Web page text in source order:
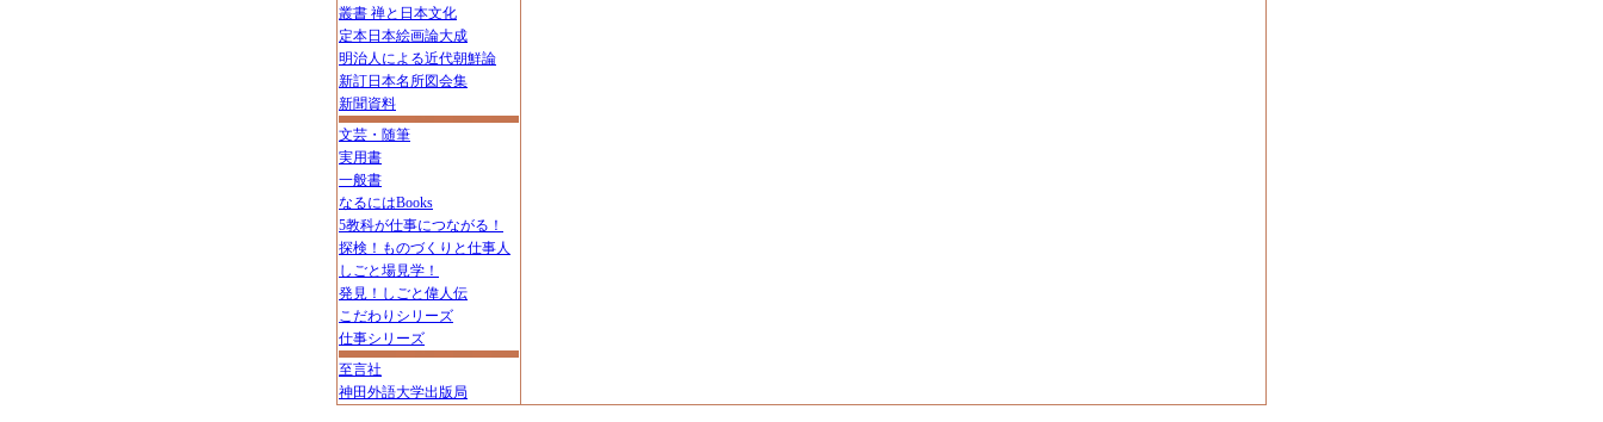
叢書 禅と日本文化
定本日本絵画論大成
明治人による近代朝鮮論
新訂日本名所図会集
新聞資料
文芸・随筆
実用書
一般書
なるにはBooks
5教科が仕事につながる！
探検！ものづくりと仕事人
しごと場見学！
発見！しごと偉人伝
こだわりシリーズ
仕事シリーズ
至言社
神田外語大学出版局